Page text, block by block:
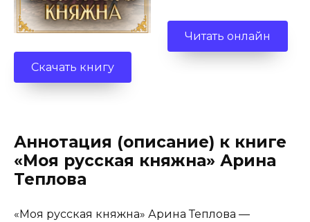
Читать онлайн
Скачать книгу
Аннотация (описание) к книге
«Моя русская княжна» Арина
Теплова
«Моя русская княжна» Арина Теплова —